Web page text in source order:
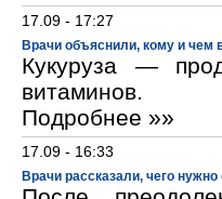
17.09 - 17:27
Врачи объяснили, кому и чем
Кукуруза —
витаминов.
Подробнее »»
17.09 - 16:33
Врачи рассказали, чего